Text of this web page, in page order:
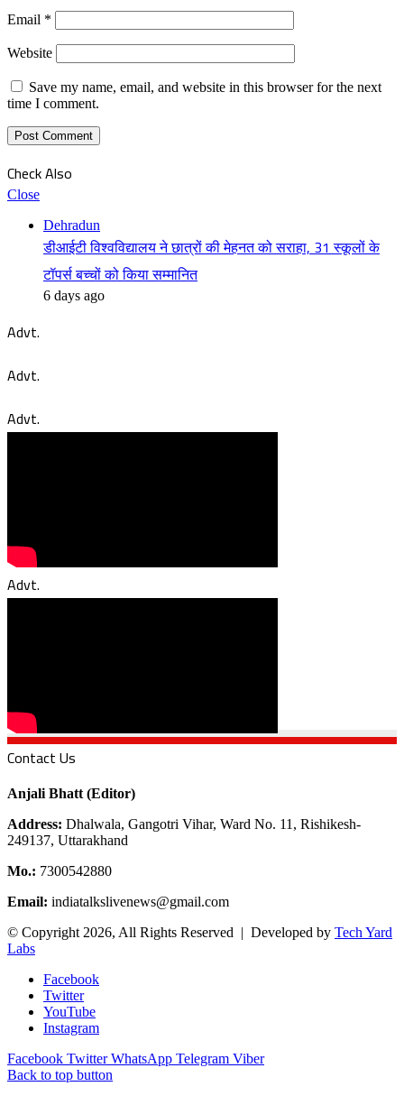
Email *
Website
Save my name, email, and website in this browser for the next
time I comment.
Check Also
Close
Dehradun
डीआईटी विश्वविद्यालय ने छात्रों की मेहनत को सराहा, 31 स्कूलों के
टॉपर्स बच्चों को किया सम्मानित
6 days ago
Advt.
Advt.
Advt.
Advt.
Contact Us
Anjali Bhatt (Editor)
Address: Dhalwala, Gangotri Vihar, Ward No. 11, Rishikesh-
249137, Uttarakhand
Mo.: 7300542880
Email: indiatalkslivenews@gmail.com
© Copyright 2026, All Rights Reserved | Developed by Tech Yard
Labs
Facebook
Twitter
YouTube
Instagram
Facebook Twitter WhatsApp Telegram Viber
Back to top button